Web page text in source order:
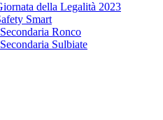
della Legalità 2023
Smart
Ronco
Sulbiate